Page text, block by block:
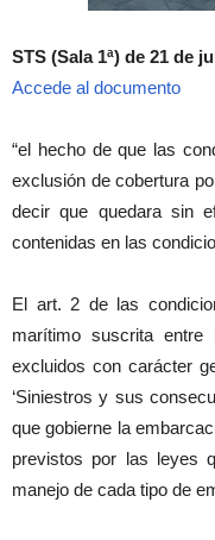
STS (Sala 1ª) de 21 de
Accede al documento
“el hecho de que las
exclusión de cobertura
decir que quedara sin
contenidas en las
El art. 2 de las
marítimo suscrita entre
excluidos con carácter
‘Siniestros y sus
que gobierne la
previstos por las leyes
manejo de cada tipo de